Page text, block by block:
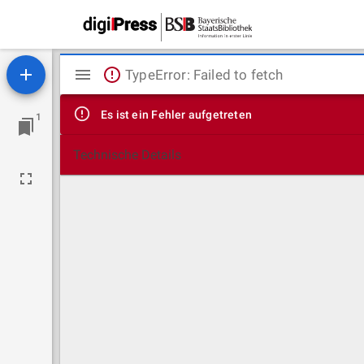
1
Mirador
Viewer
TypeError: Failed to fetch
Es ist ein Fehler aufgetreten
Technische Details